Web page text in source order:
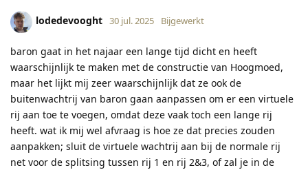
lodedevooght 30 jul. 2025 Bijgewerkt
baron gaat in het najaar een lange tijd dicht en heeft
waarschijnlijk te maken met de constructie van Hoogmoed,
maar het lijkt mij zeer waarschijnlijk dat ze ook de
buitenwachtrij van baron gaan aanpassen om er een virtuele
rij aan toe te voegen, omdat deze vaak toch een lange rij
heeft. wat ik mij wel afvraag is hoe ze dat precies zouden
aanpakken; sluit de virtuele wachtrij aan bij de normale rij
net voor de splitsing tussen rij 1 en rij 2&3, of zal je in de